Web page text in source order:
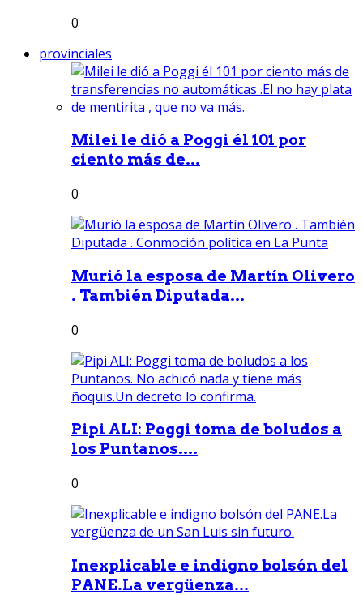
0
provinciales
Milei le dió a Poggi él 101 por
ciento más de...
0
Murió la esposa de Martín Olivero
. También Diputada...
0
Pipi ALI: Poggi toma de boludos a
los Puntanos....
0
Inexplicable e indigno bolsón del
PANE.La vergüenza...